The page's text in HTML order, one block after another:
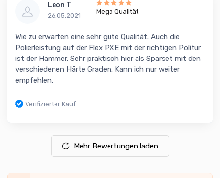
Leon T
26.05.2021
Mega Qualität
Wie zu erwarten eine sehr gute Qualität. Auch die
Polierleistung auf der Flex PXE mit der richtigen Politur
ist der Hammer. Sehr praktisch hier als Sparset mit den
verschiedenen Härte Graden. Kann ich nur weiter
empfehlen.
Verifizierter Kauf
Mehr Bewertungen laden